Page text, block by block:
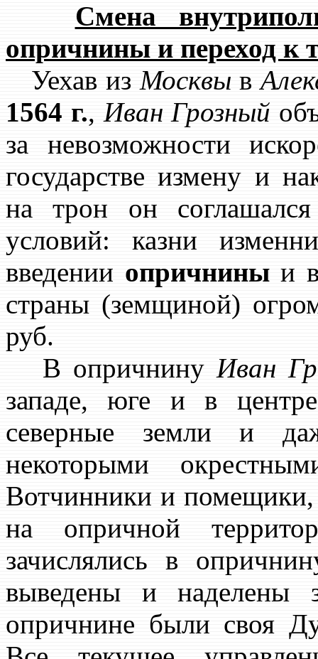
Смена
опричнины и переход к
Уехав из Москвы в
1564 г., Иван Грозный
за невозможности
государстве измену и
на трон он
условий: казни
введении опричниныи
страны (земщиной)
руб.
В опричнину Иван
западе, юге и в
северные земли и
некоторыми
Вотчинники и помещики,
на опричной
зачислялись в
выведены и наделены
опричнине были своя